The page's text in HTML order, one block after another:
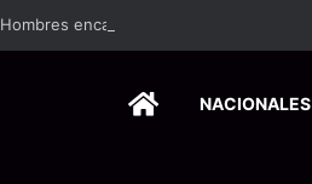
Hombres encapuchados ingresan a
HOMENACIONALES